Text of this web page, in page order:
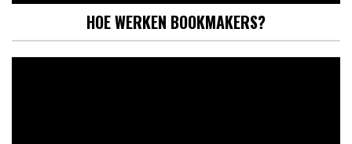
HOE WERKEN BOOKMAKERS?